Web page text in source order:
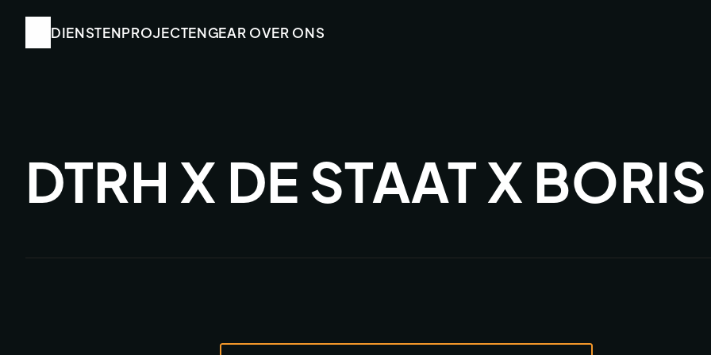
DIENSTENPROJECTENGEAR OVER ONS
DIENSTENPROJECTENGEAR OVER ONS
DTRH X DE STAAT X